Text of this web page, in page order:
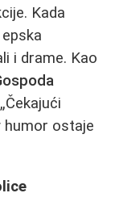
Kada
i drame. Kao
humor ostaje